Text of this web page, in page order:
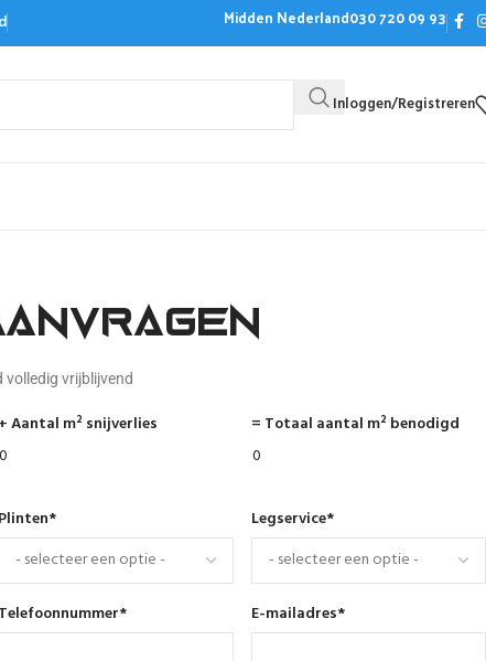
Midden Nederland030 720 09 93
Inloggen/Registreren
vrijblijvend
+ Aantal m² snijverlies = Totaal aantal m² benodigd
Plinten* Legservice*
Telefoonnummer* E-mailadres*